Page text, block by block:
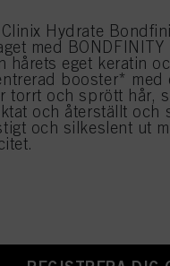
Hydrate
med
hårets eget keratin
booster* med
torrt och sprött hår,
och återställt och
och silkeslent ut